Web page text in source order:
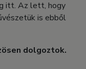
itt. Az lett, hogy
is ebből
dolgoztok.